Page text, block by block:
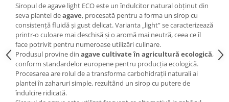
Siropul de agave light ECO este un îndulcitor natural obținut din
seva plantei deagave, procesată pentru a forma un sirop cu
consistență fluidă și gust delicat. Varianta „light” se caracterizează
printr-o culoare mai deschisă și o aromă mai neutră, ceea ce îl
face potrivit pentru numeroase utilizări culinare.
Produsul provine din agave cultivate în agricultură ecologică,
conform standardelor europene pentru producția ecologică.
Procesarea are rolul de a transforma carbohidrații naturali ai
plantei în zaharuri simple, rezultând un sirop cu putere de
îndulcire ridicată.